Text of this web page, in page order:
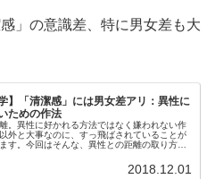
」の意識差、特に男女差も大
】「清潔感」には男女差アリ：異性に
ための作法
。異性に好かれる方法ではなく嫌われない作
外と大事なのに、すっ飛ばされていることが
す。今回はそんな、異性との距離の取り方に
2018.12.01